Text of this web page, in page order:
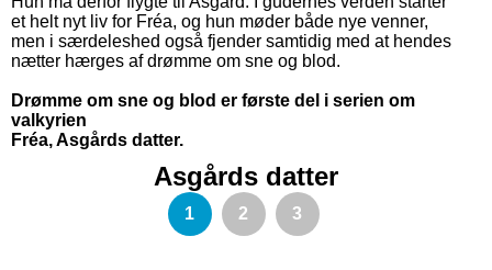
et helt nyt liv for Fréa, og hun møder både nye venner,
men i særdeleshed også fjender samtidig med at hendes
nætter hærges af drømme om sne og blod.
Drømme om sne og blod er første del i serien om
valkyrien
Fréa, Asgårds datter.
Asgårds datter
1 2 3